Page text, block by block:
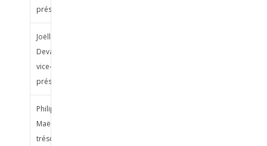
présidente
Joëlle
Devaux,
vice-
présidente
Philippe
Maës,
trésorier